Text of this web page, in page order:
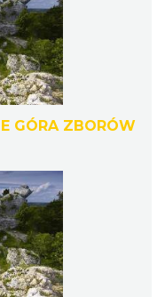
GÓRA ZBORÓW